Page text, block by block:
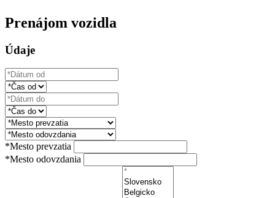
Prenájom vozidla
Údaje
*Mesto prevzatia
*Mesto odovzdania